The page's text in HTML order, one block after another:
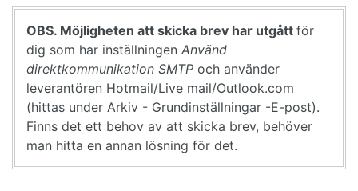
OBS. Möjligheten att skicka brev har utgått för
dig som har inställningen Använd
direktkommunikation SMTP och använder
leverantören Hotmail/Live mail/Outlook.com
(hittas under Arkiv - Grundinställningar -E-post).
Finns det ett behov av att skicka brev, behöver
man hitta en annan lösning för det.